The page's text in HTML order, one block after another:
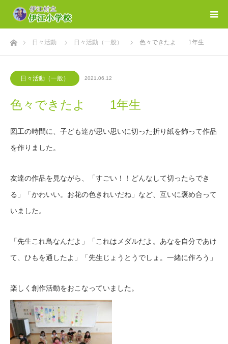
ホーム日々活動 日々活動（一般） 色々できたよ 1年生
日々活動（一般） 2021.06.12
色々できたよ 1年生
図工の時間に、子ども達が思い思いに切った折り紙を飾って作品
を作りました。
友達の作品を見ながら、「すごい！！どんなして切ったらでき
る」「かわいい。お花の色きれいだね」など、互いに褒め合って
いました。
「先生これ鳥なんだよ」「これはメダルだよ。あなを自分であけ
て、ひもを通したよ」「先生じょうとうでしょ。一緒に作ろう」
楽しく創作活動をおこなっていました。